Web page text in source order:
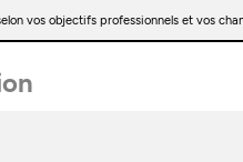
vos objectifs professionnels et vos